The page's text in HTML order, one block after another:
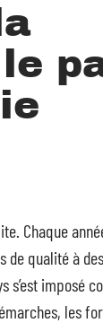
Chaque
qualité à
imposé
les